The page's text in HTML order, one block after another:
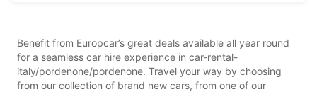
Benefit from Europcar’s great deals available all year round
for a seamless car hire experience in car-rental-
italy/pordenone/pordenone. Travel your way by choosing
from our collection of brand new cars, from one of our